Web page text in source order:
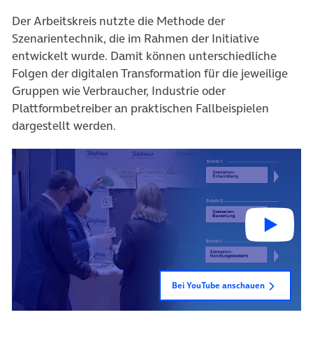
Der Arbeitskreis nutzte die Methode der
Szenarientechnik, die im Rahmen der Initiative
entwickelt wurde. Damit können unterschiedliche
Folgen der digitalen Transformation für die jeweilige
Gruppen wie Verbraucher, Industrie oder
Plattformbetreiber an praktischen Fallbeispielen
dargestellt werden.
Bei YouTube anschauen